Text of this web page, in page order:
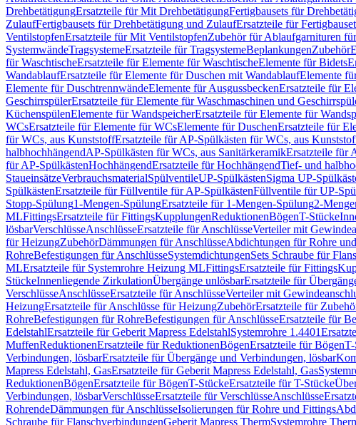
DrehbetätigungErsatzteile für Mit DrehbetätigungFertigbausets für
ZulaufFertigbausets für Drehbetätigung und ZulaufErsatzteile für
VentilstopfenErsatzteile für Mit VentilstopfenZubehör für Ablaufgarnituren
SystemwändeTragsystemeErsatzteile für TragsystemeBeplankungenZubehör
für WaschtischeErsatzteile für Elemente für WaschtischeElemente für Bidets
WandablaufErsatzteile für Elemente für Duschen mit WandablaufElemente
Elemente für DuschtrennwändeElemente für AusgussbeckenErsatzteile für
GeschirrspülerErsatzteile für Elemente für Waschmaschinen und
KüchenspülenElemente für WandspeicherErsatzteile für Elemente für
WCsErsatzteile für Elemente für WCsElemente für DuschenErsatzteile für
für WCs, aus KunststoffErsatzteile für AP-Spülkästen für WCs, aus
halbhochhängendAP-Spülkästen für WCs, aus SanitärkeramikErsatzteile für
für AP-SpülkästenHochhängendErsatzteile für HochhängendTief- und
StaueinsätzeVerbrauchsmaterialSpülventileUP-SpülkästenSigma UP-
SpülkästenErsatzteile für Füllventile für AP-SpülkästenFüllventile für UP-
Stopp-Spülung1-Mengen-SpülungErsatzteile für 1-Mengen-Spülung2-
MLFittingsErsatzteile für FittingsKupplungenReduktionenBögenT-Stücke
lösbarVerschlüsseAnschlüsseErsatzteile für AnschlüsseVerteiler mit
für HeizungZubehörDämmungen für AnschlüsseAbdichtungen für Rohre
RohreBefestigungen für AnschlüsseSystemdichtungenSets Schraube für
MLErsatzteile für Systemrohre Heizung MLFittingsErsatzteile für Fittings
StückeInnenliegende ZirkulationÜbergänge unlösbarErsatzteile für
VerschlüsseAnschlüsseErsatzteile für AnschlüsseVerteiler mit
HeizungErsatzteile für Anschlüsse für HeizungZubehörErsatzteile für
RohreBefestigungen für RohreBefestigungen für AnschlüsseErsatzteile für
EdelstahlErsatzteile für Geberit Mapress EdelstahlSystemrohre 1.4401
MuffenReduktionenErsatzteile für ReduktionenBögenErsatzteile für Bögen
Verbindungen, lösbarErsatzteile für Übergänge und Verbindungen, lösbar
Mapress Edelstahl, GasErsatzteile für Geberit Mapress Edelstahl, Gas
ReduktionenBögenErsatzteile für BögenT-StückeErsatzteile für T-Stücke
Verbindungen, lösbarVerschlüsseErsatzteile für VerschlüsseAnschlüsse
RohrendeDämmungen für AnschlüsseIsolierungen für Rohre und Fittings
Schraube für FlanschverbindungenGeberit Mapress ThermSystemrohre